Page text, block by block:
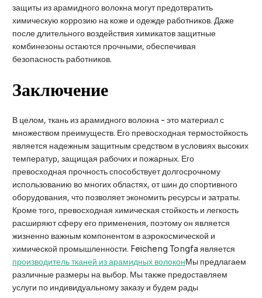
защиты из арамидного волокна могут предотвратить
химическую коррозию на коже и одежде работников. Даже
после длительного воздействия химикатов защитные
комбинезоны остаются прочными, обеспечивая
безопасность работников.
Заключение
В целом, ткань из арамидного волокна - это материал с
множеством преимуществ. Его превосходная термостойкость
является надежным защитным средством в условиях высоких
температур, защищая рабочих и пожарных. Его
превосходная прочность способствует долгосрочному
использованию во многих областях, от шин до спортивного
оборудования, что позволяет экономить ресурсы и затраты.
Кроме того, превосходная химическая стойкость и легкость
расширяют сферу его применения, поэтому он является
жизненно важным компонентом в аэрокосмической и
химической промышленности. Feicheng Tongfa является
производитель тканей из арамидных волоконМы предлагаем
различные размеры на выбор. Мы также предоставляем
услуги по индивидуальному заказу и будем рады